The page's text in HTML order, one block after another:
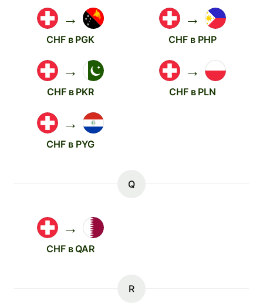
→
CHF в PGK
→
CHF в PHP
→
CHF в PKR
→
CHF в PLN
→
CHF в PYG
Q
→
CHF в QAR
R